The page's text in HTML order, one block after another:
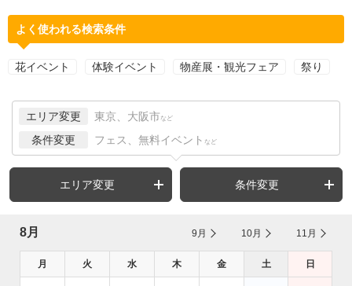
よく使われる検索条件
花イベント 体験イベント 物産展・観光フェア 祭り
エリア変更 東京、大阪市 など
条件変更 フェス、無料イベント など
エリア変更 条件変更
8月 9月 10月 11月
月 火 水 木 金 土 日